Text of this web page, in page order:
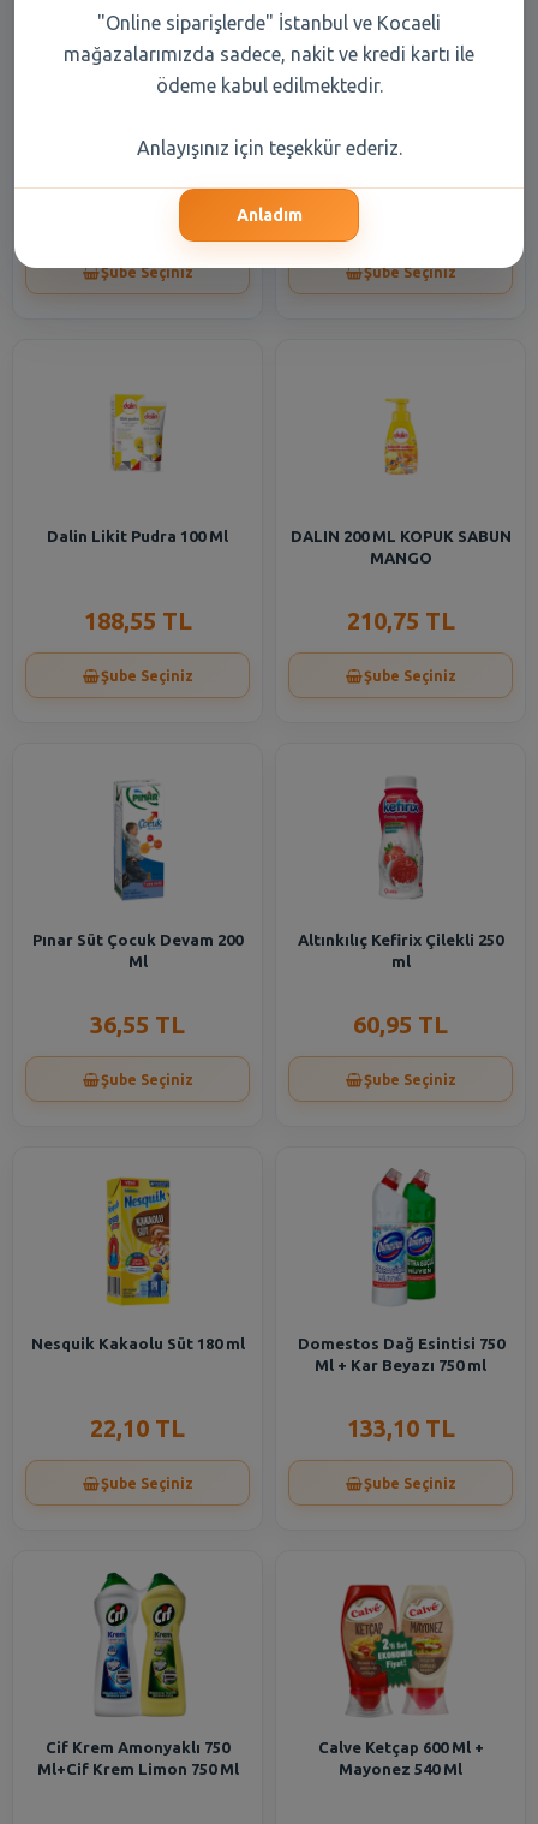
Bahçesi 150 ml
Şube Seçiniz
Bahar Ninnisi 1500 Ml
Şube Seçiniz
Dalin Likit Pudra 100 Ml
188,55 TL
Şube Seçiniz
DALIN 200 ML KOPUK SABUN
MANGO
210,75 TL
Şube Seçiniz
Pınar Süt Çocuk Devam 200
Ml
36,55 TL
Şube Seçiniz
Altınkılıç Kefirix Çilekli 250
ml
60,95 TL
Şube Seçiniz
Nesquik Kakaolu Süt 180 ml
22,10 TL
Şube Seçiniz
Domestos Dağ Esintisi 750
Ml + Kar Beyazı 750 ml
133,10 TL
Şube Seçiniz
Cif Krem Amonyaklı 750
Ml+Cif Krem Limon 750 Ml
Calve Ketçap 600 Ml +
Mayonez 540 Ml
"Online siparişlerde" İstanbul ve Kocaeli
mağazalarımızda sadece, nakit ve kredi kartı ile
ödeme kabul edilmektedir.
Anlayışınız için teşekkür ederiz.
Anladım